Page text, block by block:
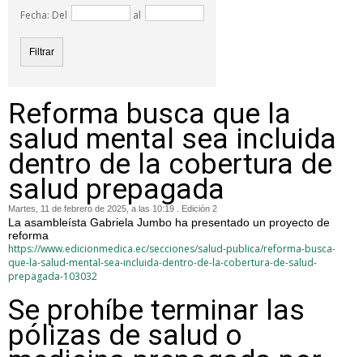
Fecha: Del al
Reforma busca que la
salud mental sea incluida
dentro de la cobertura de
salud prepagada
Martes, 11 de febrero de 2025, a las 10:19 . Edición 2
La asambleísta Gabriela Jumbo ha presentado un proyecto de
reforma
https://www.edicionmedica.ec/secciones/salud-publica/reforma-busca-
que-la-salud-mental-sea-incluida-dentro-de-la-cobertura-de-salud-
prepagada-103032
Se prohíbe terminar las
pólizas de salud o